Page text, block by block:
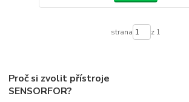
strana z 1
Proč si zvolit přístroje
SENSORFOR?